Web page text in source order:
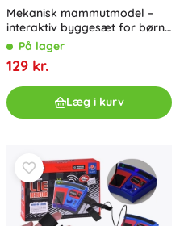
Mekanisk mammutmodel –
interaktiv byggesæt for børn
fra 8 år
På lager
129 kr.
Læg i kurv